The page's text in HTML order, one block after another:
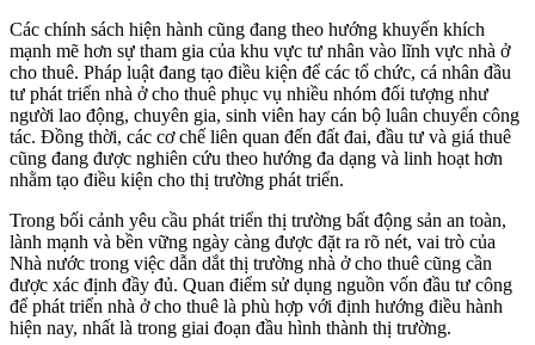
Các chính sách hiện hành cũng đang theo hướng khuyến khích
mạnh mẽ hơn sự tham gia của khu vực tư nhân vào lĩnh vực nhà ở
cho thuê. Pháp luật đang tạo điều kiện để các tổ chức, cá nhân đầu
tư phát triển nhà ở cho thuê phục vụ nhiều nhóm đối tượng như
người lao động, chuyên gia, sinh viên hay cán bộ luân chuyển công
tác. Đồng thời, các cơ chế liên quan đến đất đai, đầu tư và giá thuê
cũng đang được nghiên cứu theo hướng đa dạng và linh hoạt hơn
nhằm tạo điều kiện cho thị trường phát triển.
Trong bối cảnh yêu cầu phát triển thị trường bất động sản an toàn,
lành mạnh và bền vững ngày càng được đặt ra rõ nét, vai trò của
Nhà nước trong việc dẫn dắt thị trường nhà ở cho thuê cũng cần
được xác định đầy đủ. Quan điểm sử dụng nguồn vốn đầu tư công
để phát triển nhà ở cho thuê là phù hợp với định hướng điều hành
hiện nay, nhất là trong giai đoạn đầu hình thành thị trường.